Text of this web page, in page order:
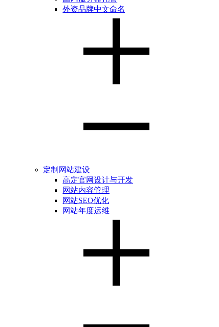
外资品牌中文命名
定制网站建设
高定官网设计与开发
网站内容管理
网站SEO优化
网站年度运维